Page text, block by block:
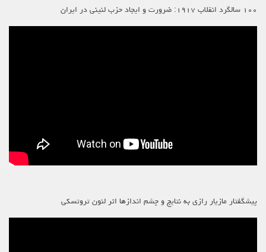
۱۰۰ سالگرد انقلاب ۱۹۱۷: ضرورت و ایجاد حزب لنینی در ایران
پیشگفتار مازیار رازی به نتایج و چشم اندازها اثر لئون تروتسکی